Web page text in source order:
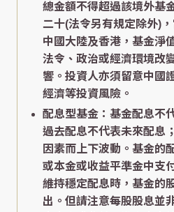
總金額不得超過該境外基
二十(法令另有規定除外)
中國大陸及香港，基金淨
法令、政治或經濟環境改
響。投資人亦須留意中國
經濟等投資風險。
配息型基金：基金配息不
過去配息不代表未來配息
因素而上下波動。基金的
或本金或收益平準金中支
維持穩定配息時，基金的
出。但請注意每股股息並